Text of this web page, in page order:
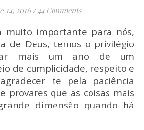
14, 2016 / 44 Comments
de Deus, temos o privilégio
mais um ano de um
de cumplicidade, respeito e
te pela paciência
provares que as coisas mais
dimensão quando há